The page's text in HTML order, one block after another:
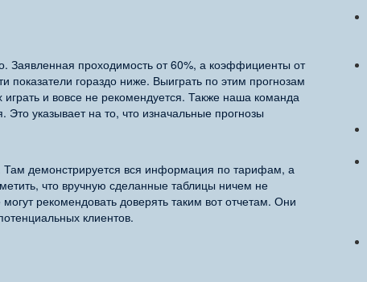
Заявленная проходимость от 60%, а коэффициенты от
показатели гораздо ниже. Выиграть по этим прогнозам
и вовсе не рекомендуется. Также наша команда
указывает на то, что изначальные прогнозы
Там демонстрируется вся информация по тарифам, а
что вручную сделанные таблицы ничем не
рекомендовать доверять таким вот отчетам. Они
клиентов.